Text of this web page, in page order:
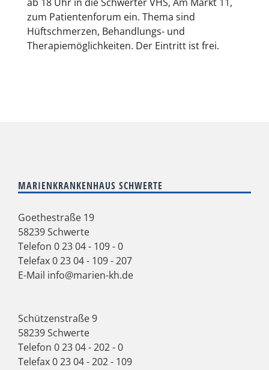
zum Patientenforum ein. Thema sind
Hüftschmerzen, Behandlungs- und
Therapiemöglichkeiten. Der Eintritt ist frei.
MARIENKRANKENHAUS SCHWERTE
Goethestraße 19
58239 Schwerte
Telefon 0 23 04 - 109 - 0
Telefax 0 23 04 - 109 - 207
E-Mail info@marien-kh.de
Schützenstraße 9
58239 Schwerte
Telefon 0 23 04 - 202 - 0
Telefax 0 23 04 - 202 - 109